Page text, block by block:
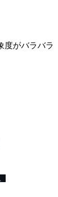
度がバラバラ